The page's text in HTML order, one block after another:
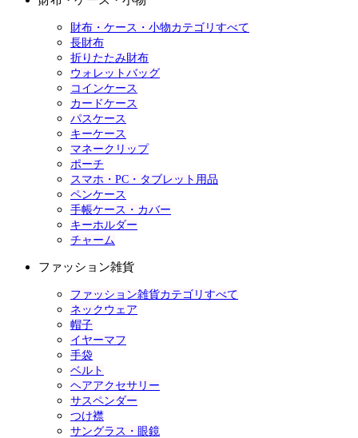
財布・ケース・小物カテゴリすべて
長財布
折りたたみ財布
ウォレットバッグ
コインケース
カードケース
パスケース
キーケース
マネークリップ
ポーチ
スマホ・PC・タブレット用品
ペンケース
手帳ケース・カバー
キーホルダー
チャーム
ファッション雑貨
ファッション雑貨カテゴリすべて
ネックウェア
帽子
イヤーマフ
手袋
ベルト
ヘアアクセサリー
サスペンダー
つけ襟
サングラス・眼鏡